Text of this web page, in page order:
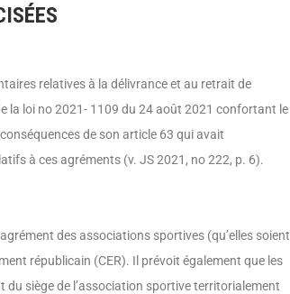
relatives à la délivrance et au retrait de
la loi no 2021- 1109 du 24 août 2021 confortant le
de son article 63 qui avait
à ces agréments (v. JS 2021, no 222, p. 6).
des associations sportives (qu’elles soient
républicain (CER). Il prévoit également que les
siège de l’associa­tion sportive territorialement